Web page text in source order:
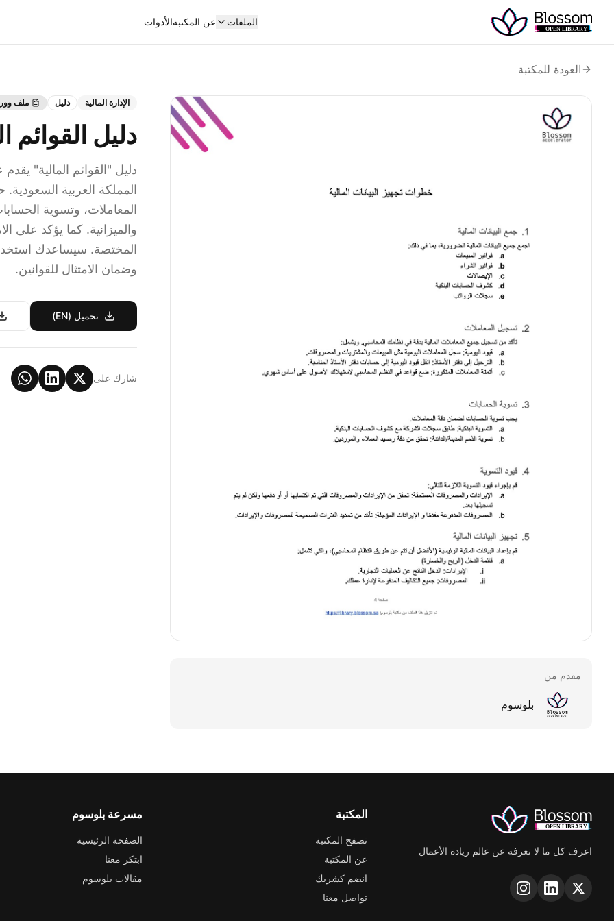
الملفات عن المكتبةالأدوات
العودة للمكتبة
مقدم من
بلوسوم
الإدارة المالية دليل ملف
دليل القوائم
دليل "القوائم المالية"
المملكة العربية
المعاملات، وتسوية
والميزانية. كما يؤكد على
المختصة. سيساعدك استخدام
وضمان الامتثال للقوانين.
تحميل (EN)
شارك على
اعرف كل ما لا تعرفه عن عالم ريادة الأعمال
المكتبة
تصفح المكتبة
عن المكتبة
انضم كشريك
تواصل معنا
مسرعة بلوسوم
الصفحة الرئيسية
ابتكر معنا
مقالات بلوسوم